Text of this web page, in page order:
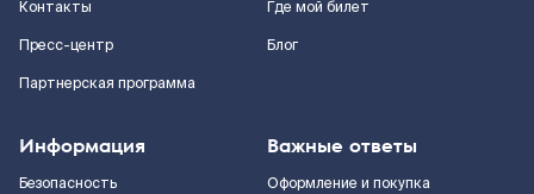
Контакты
Пресс-центр
Партнерская программа
Где мой билет
Блог
Информация
Безопасность
Важные ответы
Оформление и покупка